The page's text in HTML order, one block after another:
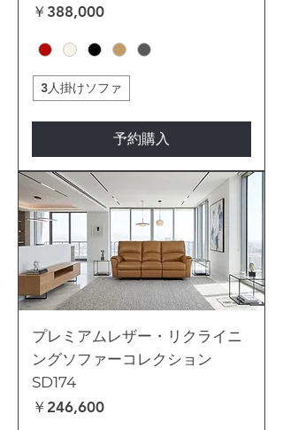
価格
￥388,000
3人掛けソファ
予約購入
プレミアムレザー・リクライニ
ングソファーコレクション
SD174
価格
￥246,600